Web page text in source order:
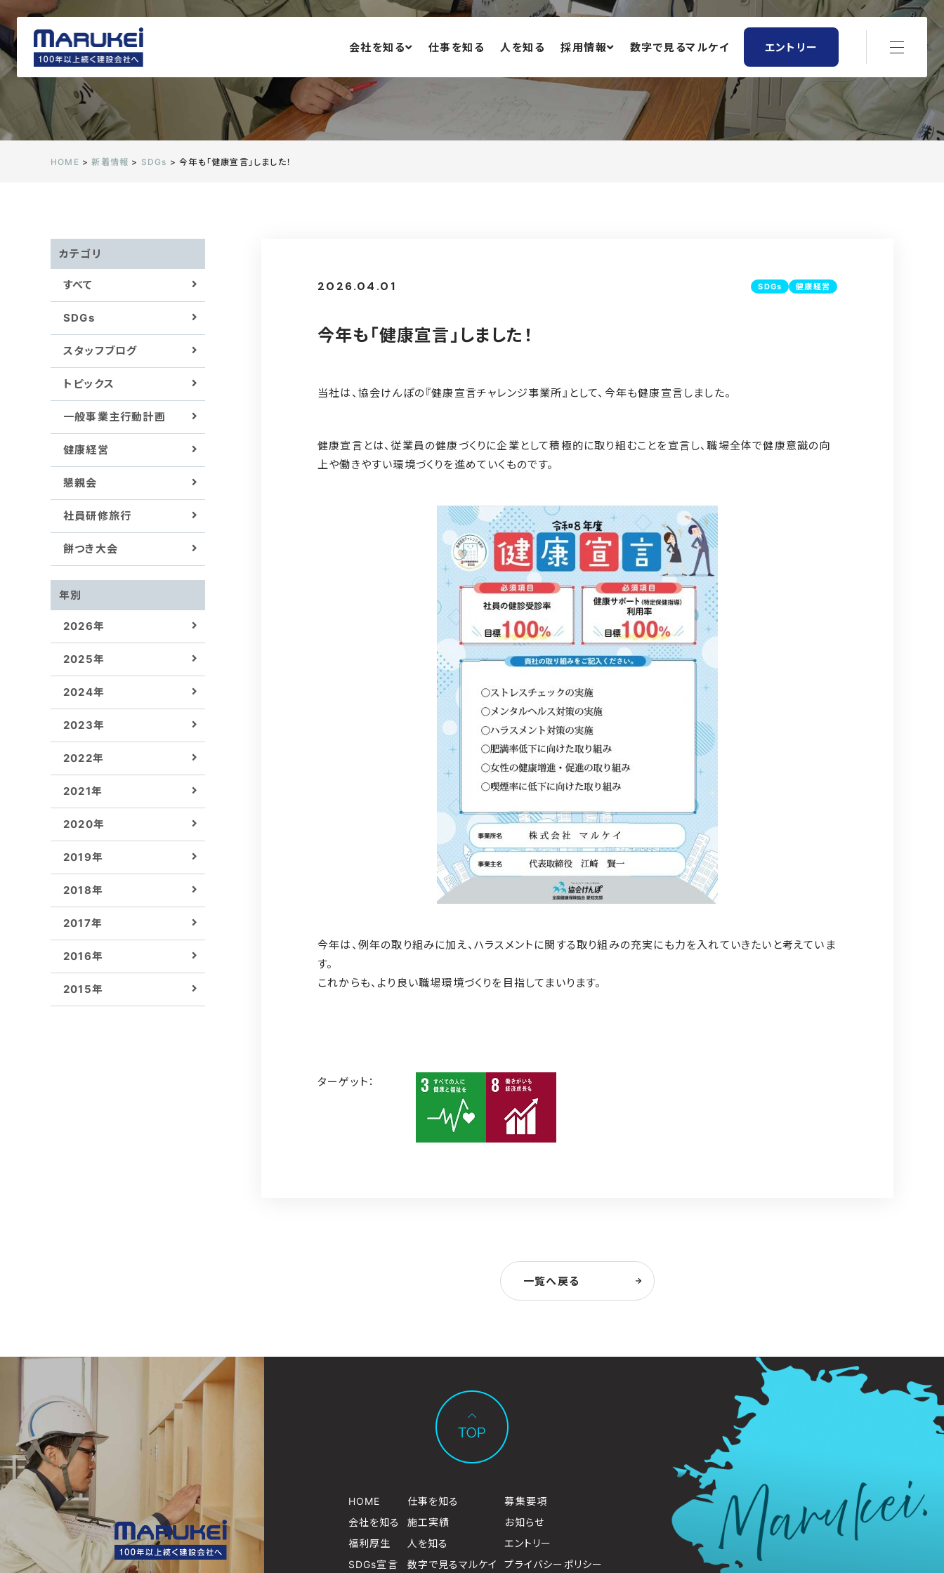
会社を知る
福利厚生
SDGs宣言
仕事を知る
施工実績
人を知る 採用情報
募集要項
数字で見るマルケイ エントリー
HOME >新着情報 > SDGs >今年も「健康宣言」しました！
カテゴリ
すべて
SDGs
スタッフブログ
トピックス
一般事業主行動計画
健康経営
懇親会
社員研修旅行
餅つき大会
年別
2026年
2025年
2024年
2023年
2022年
2021年
2020年
2019年
2018年
2017年
2016年
2015年
2026.04.01 SDGs 健康経営
今年も「健康宣言」しました！
当社は、協会けんぽの『健康宣言チャレンジ事業所』として、今年も健康宣言しました。
健康宣言とは、従業員の健康づくりに企業として積極的に取り組むことを宣言し、職場全体で健康意識の向
上や働きやすい環境づくりを進めていくものです。
今年は、例年の取り組みに加え、ハラスメントに関する取り組みの充実にも力を入れていきたいと考えていま
す。
これからも、より良い職場環境づくりを目指してまいります。
ターゲット：
一覧へ戻る
HOME
会社を知る
福利厚生
SDGs宣言
仕事を知る
施工実績
人を知る
数字で見るマルケイ
募集要項
お知らせ
エントリー
プライバシーポリシー